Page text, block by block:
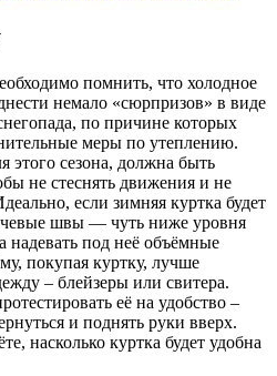
помнить, что холодное
немало «сюрпризов» в виде
по причине которых
меры по утеплению.
этого сезона, должна быть
не стеснять движения и не
если зимняя куртка будет
швы — чуть ниже уровня
надевать под неё объёмные
покупая куртку, лучше
– блейзеры или свитера.
её на удобство –
и поднять руки вверх.
насколько куртка будет удобна